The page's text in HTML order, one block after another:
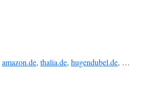
amazon.de, thalia.de, hugendubel.de, …